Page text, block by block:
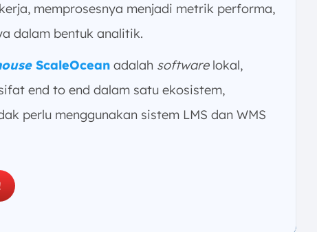
memprosesnya menjadi metrik performa,
dalam bentuk analitik.
ScaleOcean adalah softwarelokal,
end to end dalam satu ekosistem,
perlu menggunakan sistem LMS dan WMS